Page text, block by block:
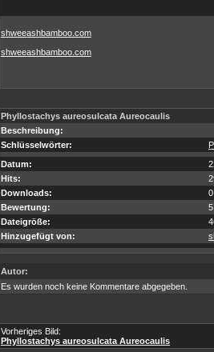
shweeashbamboo.com
shweeashbamboo.com
Phyllostachys aureosulcata Aureocaulis
Beschreibung:
Schlüsselwörter:
Datum:
Hits:
Downloads:
0
Bewertung:
Dateigröße:
Hinzugefügt von:
Autor:
Es wurden noch keine Kommentare abgegeben.
Vorheriges Bild:
Phyllostachys aureosulcata Aureocaulis